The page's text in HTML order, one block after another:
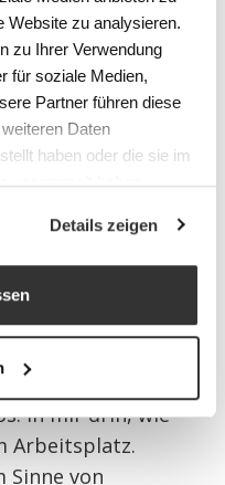
Website zu analysieren.
zu Ihrer Verwendung
für soziale Medien,
Partner führen diese
Daten
haben oder die sie im
gesammelt haben.
Details zeigen
Sich hinterfragen.
eben dieses
machen
Karriere, die
zuhause,
das
in Ordnung. Oft
In mir drin, wie
Arbeitsplatz.
Sinne von